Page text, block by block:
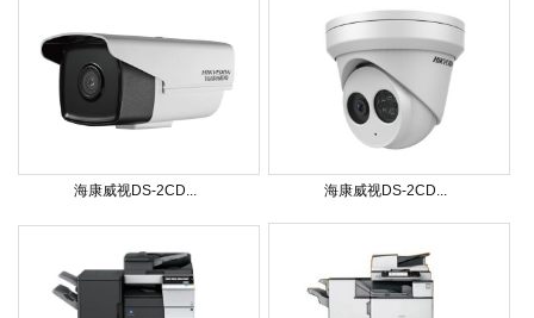
海康威视DS-2CD... 海康威视DS-2CD...